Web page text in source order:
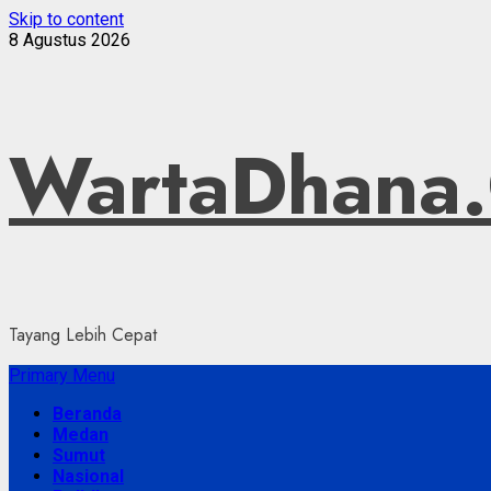
Skip to content
8 Agustus 2026
Tayang Lebih Cepat
Primary Menu
Beranda
Medan
Sumut
Nasional